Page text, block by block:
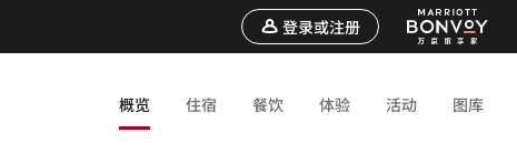
登录或注册
概览 住宿 餐饮 体验 活动 图库